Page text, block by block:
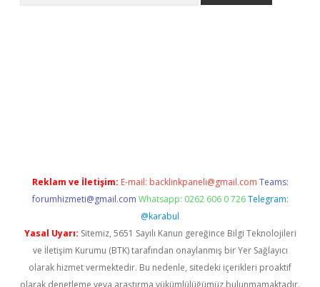
Reklam ve İletişim: E-mail: backlinkpaneli@gmail.com Teams:
forumhizmeti@gmail.com Whatsapp: 0262 606 0 726 Telegram:
@karabul
Yasal Uyarı: Sitemiz, 5651 Sayılı Kanun gereğince Bilgi Teknolojileri
ve İletişim Kurumu (BTK) tarafından onaylanmış bir Yer Sağlayıcı
olarak hizmet vermektedir. Bu nedenle, sitedeki içerikleri proaktif
olarak denetleme veya araştırma yükümlülüğümüz bulunmamaktadır.